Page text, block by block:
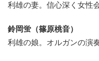
利雄の妻。信心深く女性
鈴岡蛍（篠原桃音）
利雄の娘。オルガンの演